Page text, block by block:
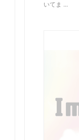
いてま ...